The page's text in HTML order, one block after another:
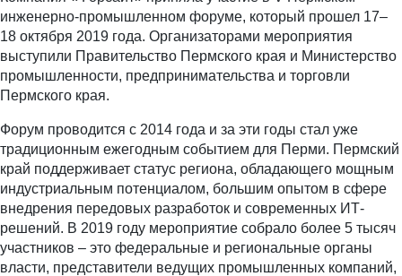
инженерно-промышленном форуме, который прошел 17–
18 октября 2019 года. Организаторами мероприятия
выступили Правительство Пермского края и Министерство
промышленности, предпринимательства и торговли
Пермского края.
Форум проводится с 2014 года и за эти годы стал уже
традиционным ежегодным событием для Перми. Пермский
край поддерживает статус региона, обладающего мощным
индустриальным потенциалом, большим опытом в сфере
внедрения передовых разработок и современных ИТ-
решений. В 2019 году мероприятие собрало более 5 тысяч
участников – это федеральные и региональные органы
власти, представители ведущих промышленных компаний,